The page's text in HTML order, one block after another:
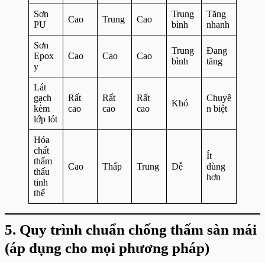
Sơn
PU
Cao Trung Cao
Trung
bình
Tăng
nhanh
Sơn
Epox
y
Cao Cao Cao
Trung
bình
Đang
tăng
Lát
gạch
kèm
lớp lót
Rất
cao
Rất
cao
Rất
cao
Khó
Chuyê
n biệt
Hóa
chất
thẩm
thấu
tinh
thể
Cao Thấp Trung Dễ
Ít
dùng
hơn
5. Quy trình chuẩn chống thấm sàn mái
(áp dụng cho mọi phương pháp)